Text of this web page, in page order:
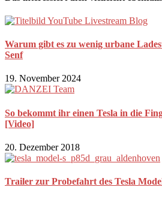
Warum gibt es zu wenig urbane
Senf
19. November 2024
So bekommt ihr einen Tesla in die
[Video]
20. Dezember 2018
Trailer zur Probefahrt des Tesla